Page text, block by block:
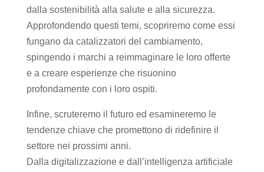
dalla sostenibilità alla salute e alla sicurezza.
Approfondendo questi temi, scopriremo come essi
fungano da catalizzatori del cambiamento,
spingendo i marchi a reimmaginare le loro offerte
e a creare esperienze che risuonino
profondamente con i loro ospiti.
Infine, scruteremo il futuro ed esamineremo le
tendenze chiave che promettono di ridefinire il
settore nei prossimi anni.
Dalla digitalizzazione e dall’intelligenza artificiale